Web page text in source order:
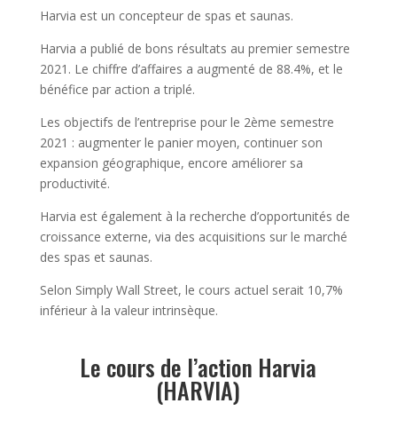
Harvia est un concepteur de spas et saunas.
Harvia a publié de bons résultats au premier semestre
2021. Le chiffre d’affaires a augmenté de 88.4%, et le
bénéfice par action a triplé.
Les objectifs de l’entreprise pour le 2ème semestre
2021 : augmenter le panier moyen, continuer son
expansion géographique, encore améliorer sa
productivité.
Harvia est également à la recherche d’opportunités de
croissance externe, via des acquisitions sur le marché
des spas et saunas.
Selon Simply Wall Street, le cours actuel serait 10,7%
inférieur à la valeur intrinsèque.
Le cours de l’action Harvia
(HARVIA)